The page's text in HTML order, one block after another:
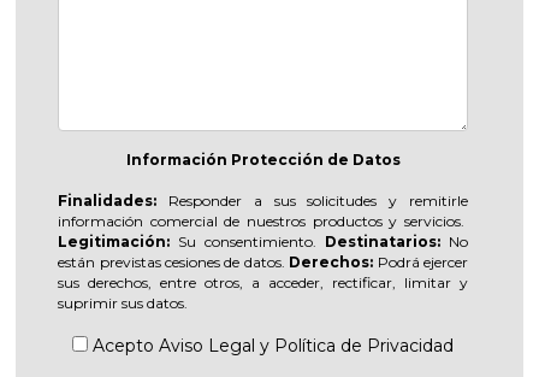
Información Protección de Datos
Finalidades: Responder a sus solicitudes y remitirle
información comercial de nuestros productos y servicios.
Legitimación: Su consentimiento. Destinatarios:No
están previstas cesiones de datos. Derechos: Podrá ejercer
sus derechos, entre otros, a acceder, rectificar, limitar y
suprimir sus datos.
AceptoAviso Legal y Política de Privacidad